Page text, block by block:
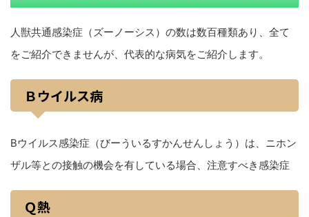
人獣共通感染症（ズーノーシス）の数は数百種類あり、全て
をご紹介できませんが、代表的な病気をご紹介します。
Ｂウイルス病
Bウイルス感染症（びーういるすかんせんしょう）は、ニホン
ザル等との接触の機会を有している場合、注意すべき感染症
Ｑ熱